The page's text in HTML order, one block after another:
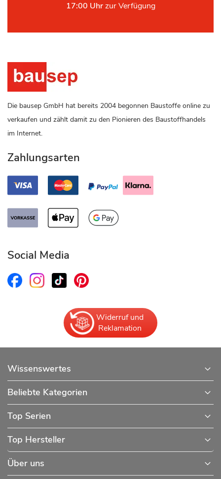
17:00 Uhrzur Verfügung
Die bausep GmbH hat bereits 2004 begonnen Baustoffe online zu
verkaufen und zählt damit zu den Pionieren des Baustoffhandels
im Internet.
Zahlungsarten
Social Media
Widerruf und
Reklamation
Wissenswertes
Beliebte Kategorien
Top Serien
Top Hersteller
Über uns